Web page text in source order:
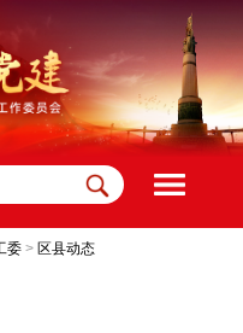
委 >区县动态